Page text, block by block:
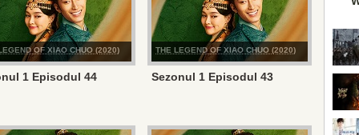
OF XIAO CHUO (2020)
1 Episodul 44
THE LEGEND OF XIAO CHUO (2020)
Sezonul 1 Episodul 43